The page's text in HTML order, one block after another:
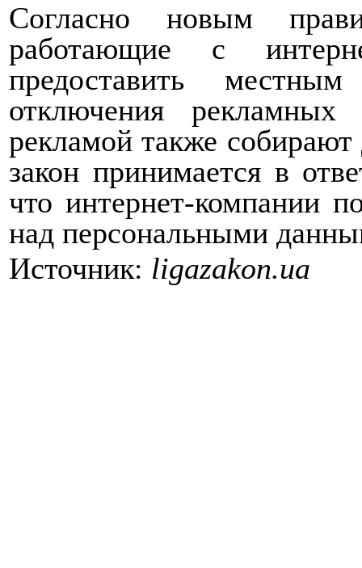
Согласно новым
работающие с
предоставить
отключения
рекламой также
закон принимается в
что интернет-компании
над персональными
Источник: ligazakon.ua